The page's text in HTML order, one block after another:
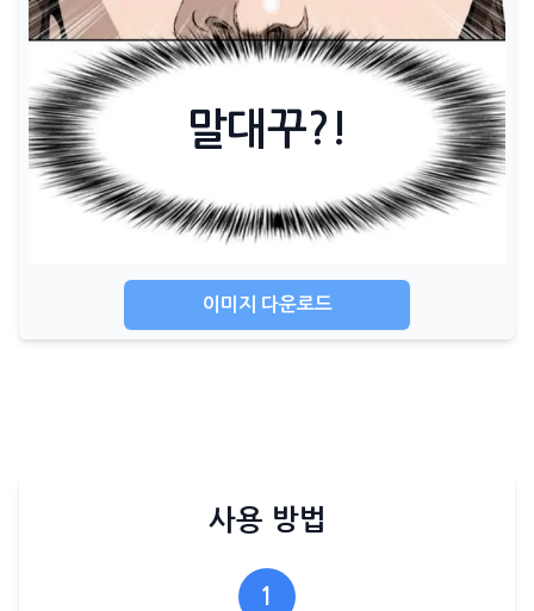
말대꾸?!
이미지 다운로드
사용 방법
1